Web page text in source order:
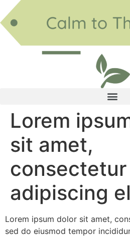
Lorem
sit amet,
consectetur
adipiscing
Lorem ipsum dolor sit amet,
sed do eiusmod tempor